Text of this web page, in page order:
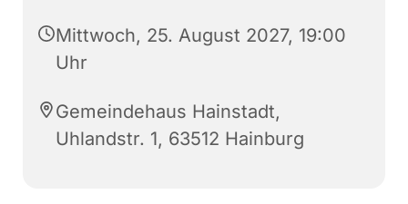
Mittwoch, 25. August 2027, 19:00
Uhr
Gemeindehaus Hainstadt,
Uhlandstr. 1, 63512 Hainburg